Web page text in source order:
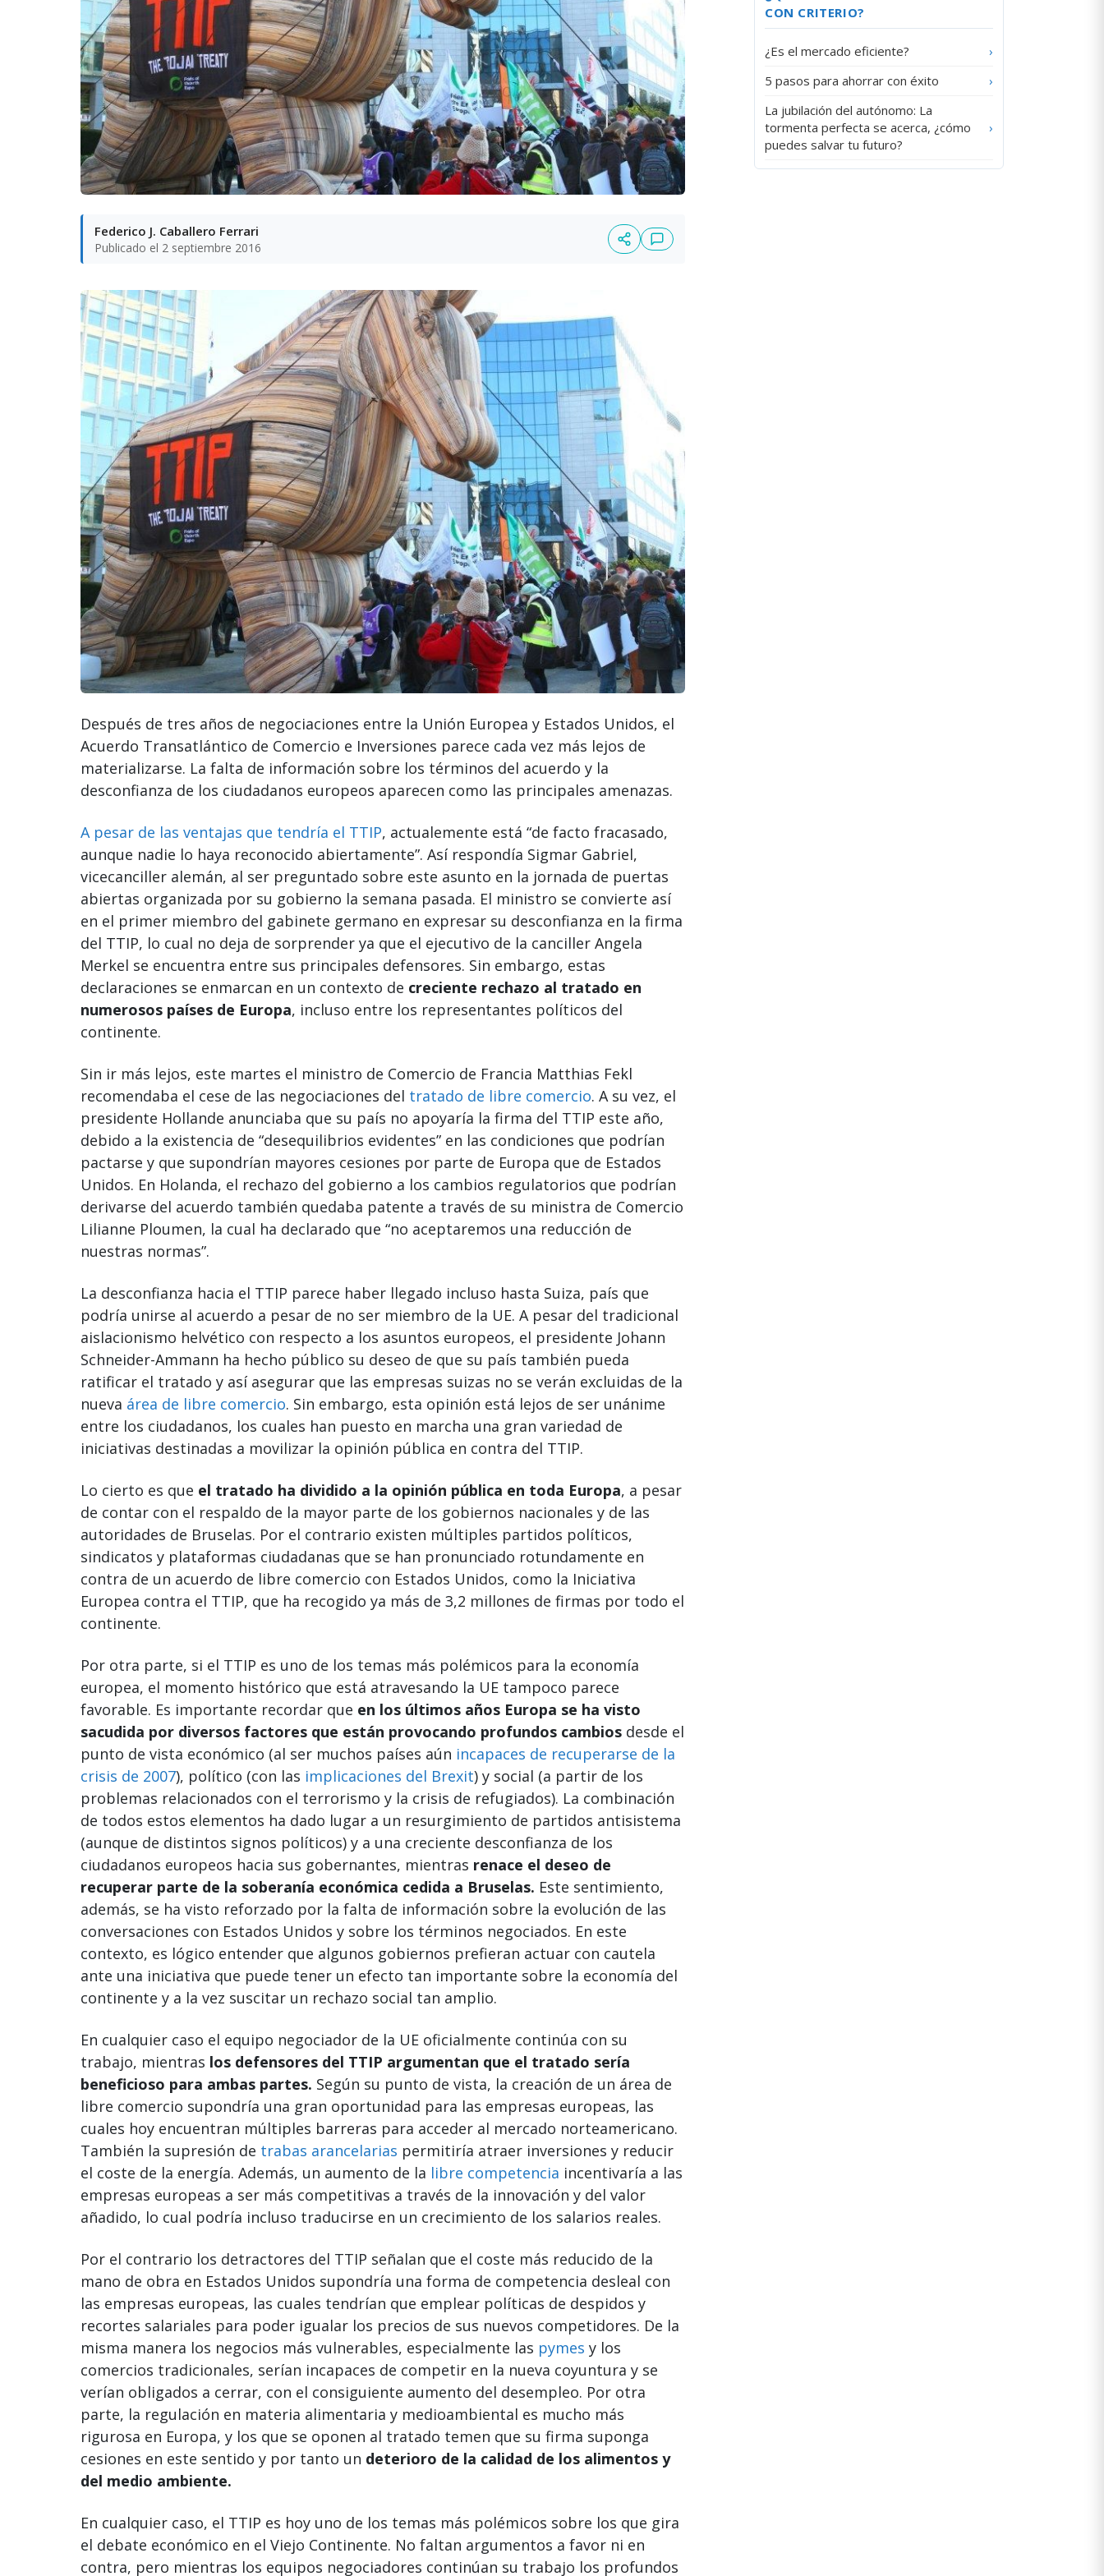
Federico J. Caballero Ferrari
Publicado el 2 septiembre 2016
Después de tres años de negociaciones entre la Unión Europea y Estados Unidos, el
Acuerdo Transatlántico de Comercio e Inversiones parece cada vez más lejos de
materializarse. La falta de información sobre los términos del acuerdo y la
desconfianza de los ciudadanos europeos aparecen como las principales amenazas.
A pesar de las ventajas que tendría el TTIP, actualemente está “de facto fracasado,
aunque nadie lo haya reconocido abiertamente”. Así respondía Sigmar Gabriel,
vicecanciller alemán, al ser preguntado sobre este asunto en la jornada de puertas
abiertas organizada por su gobierno la semana pasada. El ministro se convierte así
en el primer miembro del gabinete germano en expresar su desconfianza en la firma
del TTIP, lo cual no deja de sorprender ya que el ejecutivo de la canciller Angela
Merkel se encuentra entre sus principales defensores. Sin embargo, estas
declaraciones se enmarcan en un contexto de creciente rechazo al tratado en
numerosos países de Europa, incluso entre los representantes políticos del
continente.
Sin ir más lejos, este martes el ministro de Comercio de Francia Matthias Fekl
recomendaba el cese de las negociaciones del tratado de libre comercio. A su vez, el
presidente Hollande anunciaba que su país no apoyaría la firma del TTIP este año,
debido a la existencia de “desequilibrios evidentes” en las condiciones que podrían
pactarse y que supondrían mayores cesiones por parte de Europa que de Estados
Unidos. En Holanda, el rechazo del gobierno a los cambios regulatorios que podrían
derivarse del acuerdo también quedaba patente a través de su ministra de Comercio
Lilianne Ploumen, la cual ha declarado que “no aceptaremos una reducción de
nuestras normas”.
La desconfianza hacia el TTIP parece haber llegado incluso hasta Suiza, país que
podría unirse al acuerdo a pesar de no ser miembro de la UE. A pesar del tradicional
aislacionismo helvético con respecto a los asuntos europeos, el presidente Johann
Schneider-Ammann ha hecho público su deseo de que su país también pueda
ratificar el tratado y así asegurar que las empresas suizas no se verán excluidas de la
nueva área de libre comercio. Sin embargo, esta opinión está lejos de ser unánime
entre los ciudadanos, los cuales han puesto en marcha una gran variedad de
iniciativas destinadas a movilizar la opinión pública en contra del TTIP.
Lo cierto es que el tratado ha dividido a la opinión pública en toda Europa, a pesar
de contar con el respaldo de la mayor parte de los gobiernos nacionales y de las
autoridades de Bruselas. Por el contrario existen múltiples partidos políticos,
sindicatos y plataformas ciudadanas que se han pronunciado rotundamente en
contra de un acuerdo de libre comercio con Estados Unidos, como la Iniciativa
Europea contra el TTIP, que ha recogido ya más de 3,2 millones de firmas por todo el
continente.
Por otra parte, si el TTIP es uno de los temas más polémicos para la economía
europea, el momento histórico que está atravesando la UE tampoco parece
favorable. Es importante recordar que en los últimos años Europa se ha visto
sacudida por diversos factores que están provocando profundos cambios desde el
punto de vista económico (al ser muchos países aún incapaces de recuperarse de la
crisis de 2007), político (con las implicaciones del Brexit) y social (a partir de los
problemas relacionados con el terrorismo y la crisis de refugiados). La combinación
de todos estos elementos ha dado lugar a un resurgimiento de partidos antisistema
(aunque de distintos signos políticos) y a una creciente desconfianza de los
ciudadanos europeos hacia sus gobernantes, mientras renace el deseo de
recuperar parte de la soberanía económica cedida a Bruselas. Este sentimiento,
además, se ha visto reforzado por la falta de información sobre la evolución de las
conversaciones con Estados Unidos y sobre los términos negociados. En este
contexto, es lógico entender que algunos gobiernos prefieran actuar con cautela
ante una iniciativa que puede tener un efecto tan importante sobre la economía del
continente y a la vez suscitar un rechazo social tan amplio.
En cualquier caso el equipo negociador de la UE oficialmente continúa con su
trabajo, mientras los defensores del TTIP argumentan que el tratado sería
beneficioso para ambas partes. Según su punto de vista, la creación de un área de
libre comercio supondría una gran oportunidad para las empresas europeas, las
cuales hoy encuentran múltiples barreras para acceder al mercado norteamericano.
También la supresión de trabas arancelarias permitiría atraer inversiones y reducir
el coste de la energía. Además, un aumento de la libre competencia incentivaría a las
empresas europeas a ser más competitivas a través de la innovación y del valor
añadido, lo cual podría incluso traducirse en un crecimiento de los salarios reales.
Por el contrario los detractores del TTIP señalan que el coste más reducido de la
mano de obra en Estados Unidos supondría una forma de competencia desleal con
las empresas europeas, las cuales tendrían que emplear políticas de despidos y
recortes salariales para poder igualar los precios de sus nuevos competidores. De la
misma manera los negocios más vulnerables, especialmente las pymes y los
comercios tradicionales, serían incapaces de competir en la nueva coyuntura y se
verían obligados a cerrar, con el consiguiente aumento del desempleo. Por otra
parte, la regulación en materia alimentaria y medioambiental es mucho más
rigurosa en Europa, y los que se oponen al tratado temen que su firma suponga
cesiones en este sentido y por tanto un deterioro de la calidad de los alimentos y
del medio ambiente.
En cualquier caso, el TTIP es hoy uno de los temas más polémicos sobre los que gira
el debate económico en el Viejo Continente. No faltan argumentos a favor ni en
contra, pero mientras los equipos negociadores continúan su trabajo los profundos
CON CRITERIO?
¿Es el mercado eficiente?
›
5 pasos para ahorrar con éxito
›
La jubilación del autónomo: La
tormenta perfecta se acerca, ¿cómo
puedes salvar tu futuro?
›